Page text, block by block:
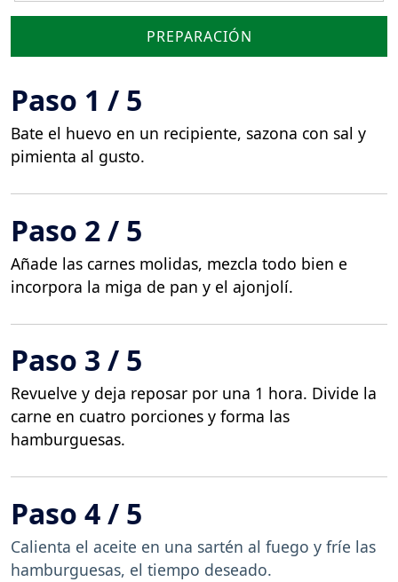
PREPARACIÓN
Paso 1 / 5
Bate el huevo en un recipiente, sazona con sal y
pimienta al gusto.
Paso 2 / 5
Añade las carnes molidas, mezcla todo bien e
incorpora la miga de pan y el ajonjolí.
Paso 3 / 5
Revuelve y deja reposar por una 1 hora. Divide la
carne en cuatro porciones y forma las
hamburguesas.
Paso 4 / 5
Calienta el aceite en una sartén al fuego y fríe las
hamburguesas, el tiempo deseado.